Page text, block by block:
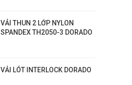
VẢI THUN 2 LỚP NYLON
SPANDEX TH2050-3 DORADO
VẢI LÓT INTERLOCK DORADO